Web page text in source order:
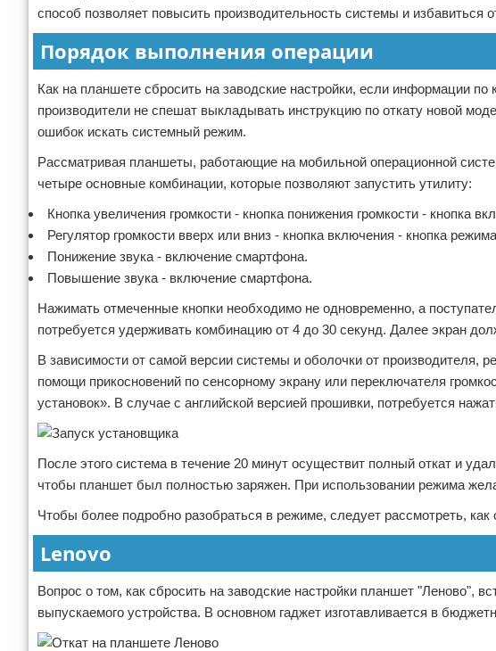
способ позволяет повысить производительность системы и избавиться
Порядок выполнения операции
Как на планшете сбросить на заводские настройки, если информации
производители не спешат выкладывать инструкцию по откату новой
ошибок искать системный режим.
Рассматривая планшеты, работающие на мобильной операционной
четыре основные комбинации, которые позволяют запустить утилиту:
Кнопка увеличения громкости - кнопка понижения громкости - кнопка
Регулятор громкости вверх или вниз - кнопка включения - кнопка
Понижение звука - включение смартфона.
Повышение звука - включение смартфона.
Нажимать отмеченные кнопки необходимо не одновременно, а
потребуется удерживать комбинацию от 4 до 30 секунд. Далее экран
В зависимости от самой версии системы и оболочки от производителя,
помощи прикосновений по сенсорному экрану или переключателя
установок». В случае с английской версией прошивки, потребуется
После этого система в течение 20 минут осуществит полный откат и
чтобы планшет был полностью заряжен. При использовании режима
Чтобы более подробно разобраться в режиме, следует рассмотреть,
Lenovo
Вопрос о том, как сбросить на заводские настройки планшет "Леново",
выпускаемого устройства. В основном гаджет изготавливается в